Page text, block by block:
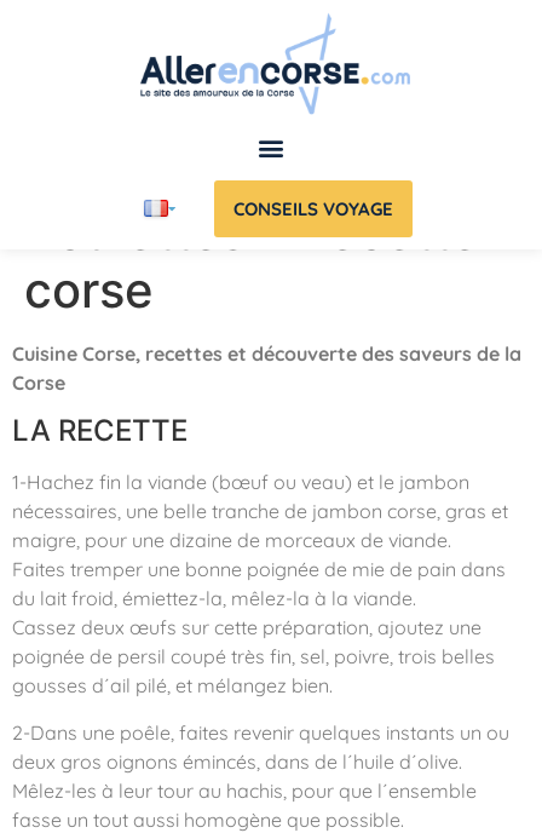
CONSEILS VOYAGE
Boulettes – Recette
corse
Cuisine Corse, recettes et découverte des saveurs de la
Corse
LA RECETTE
1-Hachez fin la viande (bœuf ou veau) et le jambon
nécessaires, une belle tranche de jambon corse, gras et
maigre, pour une dizaine de morceaux de viande.
Faites tremper une bonne poignée de mie de pain dans
du lait froid, émiettez-la, mêlez-la à la viande.
Cassez deux œufs sur cette préparation, ajoutez une
poignée de persil coupé très fin, sel, poivre, trois belles
gousses d´ail pilé, et mélangez bien.
2-Dans une poêle, faites revenir quelques instants un ou
deux gros oignons émincés, dans de l´huile d´olive.
Mêlez-les à leur tour au hachis, pour que l´ensemble
fasse un tout aussi homogène que possible.